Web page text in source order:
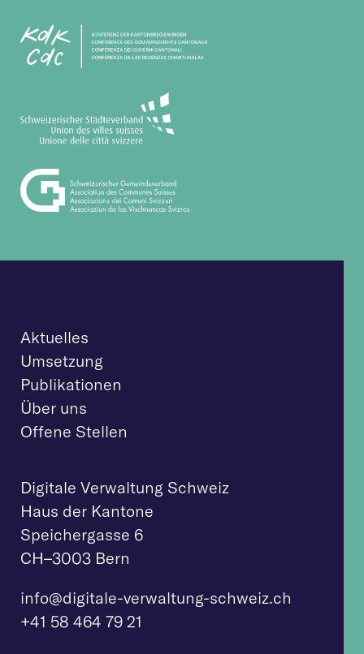
Aktuelles
Umsetzung
Publikationen
Über uns
Offene Stellen
Digitale Verwaltung Schweiz
Haus der Kantone
Speichergasse 6
CH–3003 Bern
info@digitale-verwaltung-schweiz.ch
+41 58 464 79 21